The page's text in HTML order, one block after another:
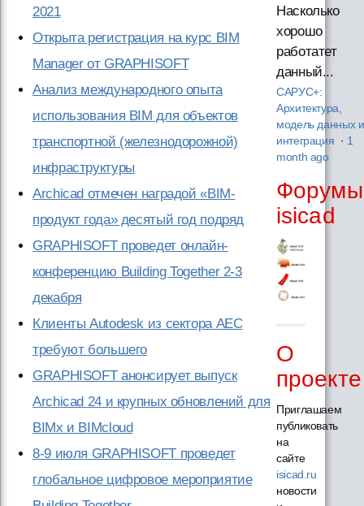
2021
Открыта регистрация на курс BIM
Manager от GRAPHISOFT
Анализ международного опыта
использования BIM для объектов
транспортной (железнодорожной)
инфраструктуры
Archicad отмечен наградой «BIM-
продукт года» десятый год подряд
GRAPHISOFT проведет онлайн-
конференцию Building Together 2‑3
декабря
Клиенты Autodesk из сектора AEC
требуют большего
GRAPHISOFT анонсирует выпуск
Archicad 24 и крупных обновлений для
BIMx и BIMcloud
8-9 июля GRAPHISOFT проведет
глобальное цифровое мероприятие
Насколько
хорошо
работатет
данный...
САРУС+:
Архитектура,
модель данных и
интеграция · 1
month ago
Форумы
isicad
О
проекте
Приглашаем
публиковать
на
сайте
isicad.ru
новости